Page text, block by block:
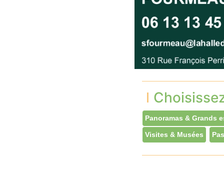
Panoramas & Grands
Visites & Musées